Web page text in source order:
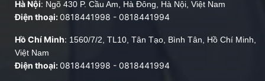
Hà Nội: Ngõ 430 P. Cầu Am, Hà Đông, Hà Nội, Việt Nam
Điện thoại:0818441998 - 0818441994
Hồ Chí Minh: 1560/7/2, TL10, Tân Tạo, Bình Tân, Hồ Chí Minh,
Việt Nam
Điện thoại:0818441998 - 0818441994